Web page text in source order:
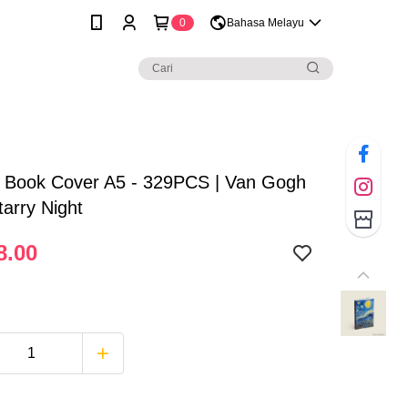
0 Bahasa Melayu
Book Cover A5 - 329PCS | Van Gogh
Night